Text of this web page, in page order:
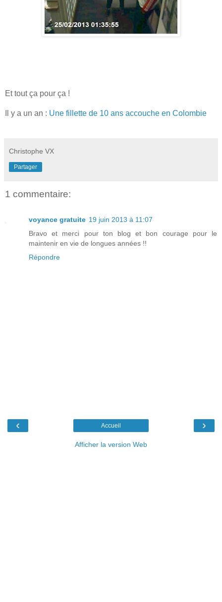
Et tout ça pour ça !
Il y a un an : Une fillette de 10 ans accouche en Colombie
Christophe VX
Partager
1 commentaire:
voyance gratuite 19 juin 2013 à 11:07
Bravo et merci pour ton blog et bon courage pour le
maintenir en vie de longues années !!
Répondre
‹ ›
Accueil
Afficher la version Web